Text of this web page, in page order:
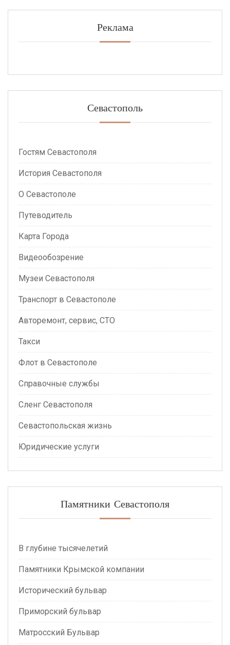
Реклама
Севастополь
Гостям Севастополя
История Севастополя
О Севастополе
Путеводитель
Карта Города
Видеообозрение
Музеи Севастополя
Транспорт в Севастополе
Авторемонт, сервис, СТО
Такси
Флот в Севастополе
Справочные службы
Сленг Севастополя
Севастопольская жизнь
Юридические услуги
Памятники Севастополя
В глубине тысячелетий
Памятники Крымской компании
Исторический бульвар
Приморский бульвар
Матросский Бульвар